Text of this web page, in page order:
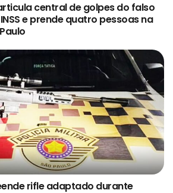
central de golpes do falso
e prende quatro pessoas na
rifle adaptado durante